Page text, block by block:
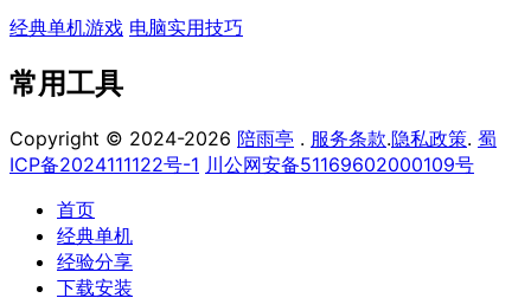
经典单机游戏 电脑实用技巧
常用工具
Copyright © 2024-2026 陪雨亭 . 服务条款.隐私政策. 蜀
ICP备2024111122号-1 川公网安备51169602000109号
首页
经典单机
经验分享
下载安装